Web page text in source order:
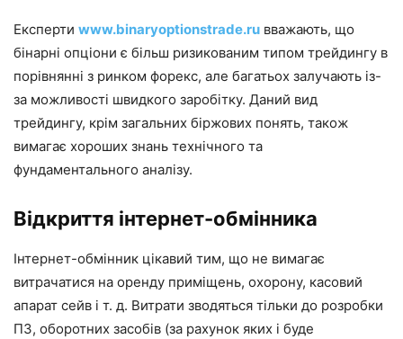
Експерти www.binaryoptionstrade.ru вважають, що
бінарні опціони є більш ризикованим типом трейдингу в
порівнянні з ринком форекс, але багатьох залучають із-
за можливості швидкого заробітку. Даний вид
трейдингу, крім загальних біржових понять, також
вимагає хороших знань технічного та
фундаментального аналізу.
Відкриття інтернет-обмінника
Інтернет-обмінник цікавий тим, що не вимагає
витрачатися на оренду приміщень, охорону, касовий
апарат сейв і т. д. Витрати зводяться тільки до розробки
ПЗ, оборотних засобів (за рахунок яких і буде